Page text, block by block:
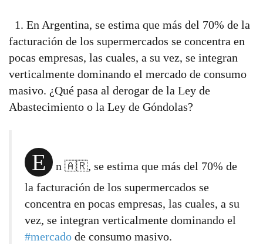
1. En Argentina, se estima que más del 70% de la
facturación de los supermercados se concentra en
pocas empresas, las cuales, a su vez, se integran
verticalmente dominando el mercado de consumo
masivo. ¿Qué pasa al derogar de la Ley de
Abastecimiento o la Ley de Góndolas?
E
n 🇦🇷, se estima que más del 70% de
la facturación de los supermercados se
concentra en pocas empresas, las cuales, a su
vez, se integran verticalmente dominando el
#mercado de consumo masivo.